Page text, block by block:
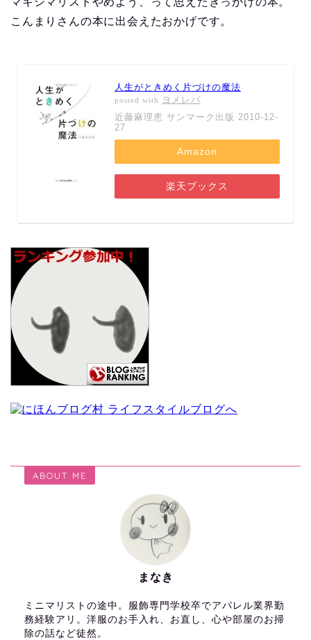
こんまりさんの本に出会えたおかげです。
人生がときめく片づけの魔法
posted with
ヨメレバ
近藤麻理恵 サンマーク出版 2010-12-
27
Amazon
楽天ブックス
ABOUT ME
まなき
ミニマリストの途中。服飾専門学校卒でアパレル業界勤
務経験アリ。洋服のお手入れ、お直し、心や部屋のお掃
除の話など徒然。